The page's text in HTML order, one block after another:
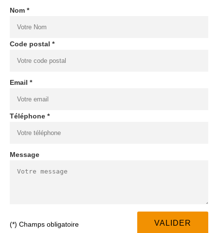
Nom *
Code postal *
Email *
Téléphone *
Message
(*) Champs obligatoire